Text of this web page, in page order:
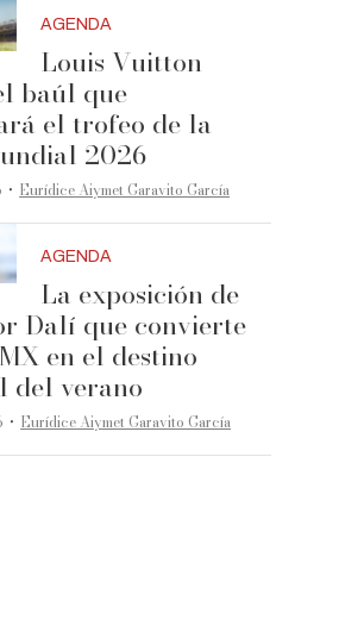
AGENDA
Louis Vuitton
baúl que
el trofeo de la
2026
·Eurídice Aiymet Garavito García
AGENDA
La exposición de
Dalí que convierte
en el destino
del verano
·Eurídice Aiymet Garavito García